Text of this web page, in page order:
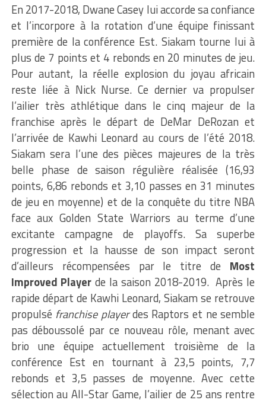
En 2017-2018, Dwane Casey lui accorde sa confiance
et l’incorpore à la rotation d’une équipe finissant
première de la conférence Est. Siakam tourne lui à
plus de 7 points et 4 rebonds en 20 minutes de jeu.
Pour autant, la réelle explosion du joyau africain
reste liée à Nick Nurse. Ce dernier va propulser
l’ailier très athlétique dans le cinq majeur de la
franchise après le départ de DeMar DeRozan et
l’arrivée de Kawhi Leonard au cours de l’été 2018.
Siakam sera l’une des pièces majeures de la très
belle phase de saison régulière réalisée (16,93
points, 6,86 rebonds et 3,10 passes en 31 minutes
de jeu en moyenne) et de la conquête du titre NBA
face aux Golden State Warriors au terme d’une
excitante campagne de playoffs. Sa superbe
progression et la hausse de son impact seront
d’ailleurs récompensées par le titre de Most
Improved Player de la saison 2018-2019. Après le
rapide départ de Kawhi Leonard, Siakam se retrouve
propulsé franchise playerdes Raptors et ne semble
pas déboussolé par ce nouveau rôle, menant avec
brio une équipe actuellement troisième de la
conférence Est en tournant à 23,5 points, 7,7
rebonds et 3,5 passes de moyenne. Avec cette
sélection au All-Star Game, l’ailier de 25 ans rentre